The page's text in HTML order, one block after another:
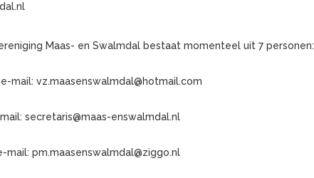
Maas- en Swalmdal bestaat momenteel uit 7 personen:
mail: vz.maasenswalmdal@hotmail.com
secretaris@maas-enswalmdal.nl
mail: pm.maasenswalmdal@ziggo.nl